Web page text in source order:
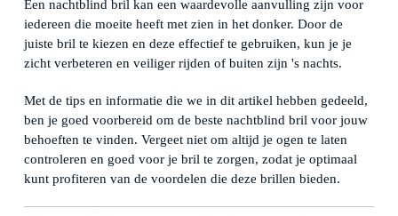
Een nachtblind bril kan een waardevolle aanvulling zijn voor
iedereen die moeite heeft met zien in het donker. Door de
juiste bril te kiezen en deze effectief te gebruiken, kun je je
zicht verbeteren en veiliger rijden of buiten zijn 's nachts.
Met de tips en informatie die we in dit artikel hebben gedeeld,
ben je goed voorbereid om de beste nachtblind bril voor jouw
behoeften te vinden. Vergeet niet om altijd je ogen te laten
controleren en goed voor je bril te zorgen, zodat je optimaal
kunt profiteren van de voordelen die deze brillen bieden.